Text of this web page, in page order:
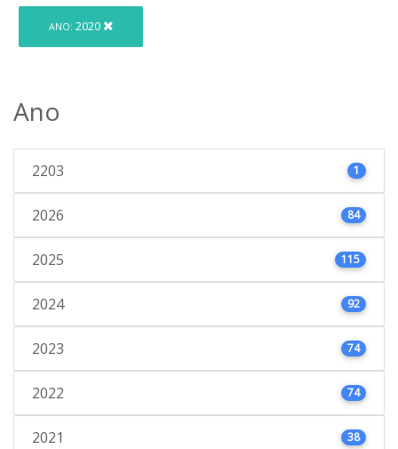
ANO: 2020
Ano
2203 1
2026 84
2025 115
2024 92
2023 74
2022 74
2021 38